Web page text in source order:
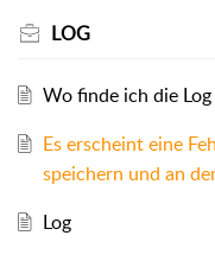
LOG
Wo finde ich die
Es erscheint eine
speichern und an
Log